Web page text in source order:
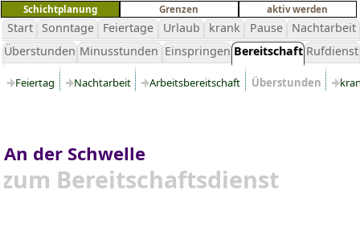
Schichtplanung Grenzen aktiv werden
Start Sonntage Feiertage Urlaub krank Pause
Nachtarbeit
Überstunden Minusstunden Einspringen Bereitschaft Rufdienst
Feiertag Nachtarbeit Arbeitsbereitschaft Überstunden
An der Schwelle
zum Bereitschaftsdienst